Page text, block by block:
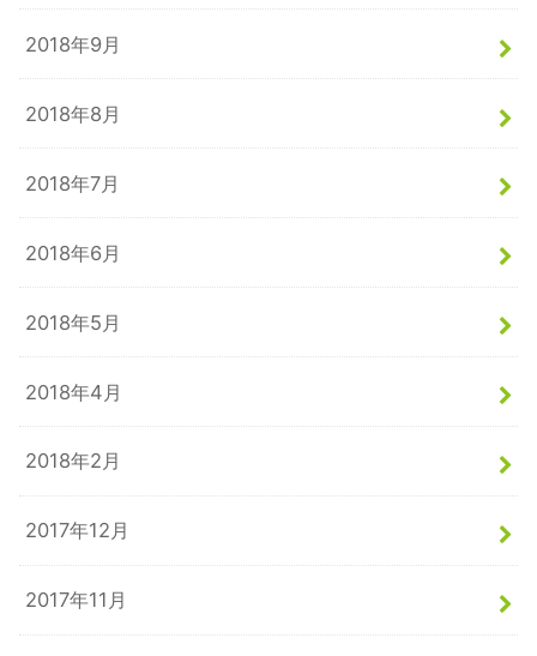
2018年9月
2018年8月
2018年7月
2018年6月
2018年5月
2018年4月
2018年2月
2017年12月
2017年11月